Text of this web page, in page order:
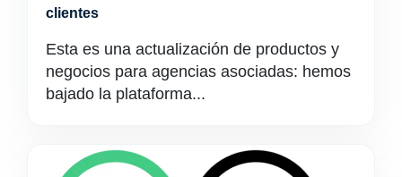
clientes
Esta es una actualización de productos y
negocios para agencias asociadas: hemos
bajado la plataforma...